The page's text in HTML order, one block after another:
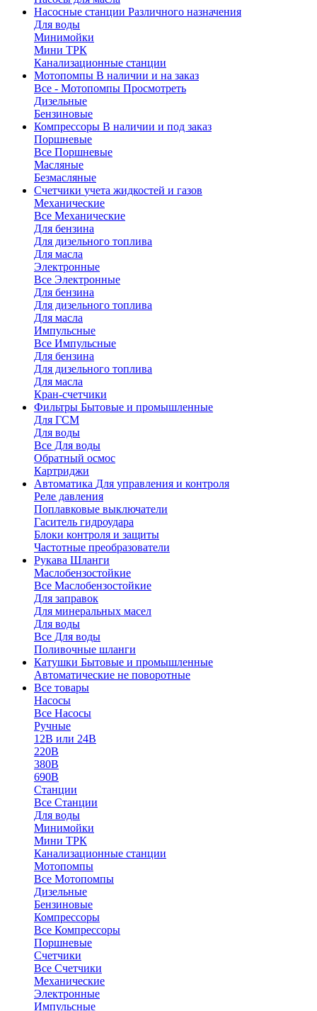
Насосные станции Различного назначения
Для воды
Минимойки
Мини ТРК
Канализационные станции
Мотопомпы В наличии и на заказ
Все - Мотопомпы Просмотреть
Дизельные
Бензиновые
Компрессоры В наличии и под заказ
Поршневые
Все Поршневые
Масляные
Безмасляные
Счетчики учета жидкостей и газов
Механические
Все Механические
Для бензина
Для дизельного топлива
Для масла
Электронные
Все Электронные
Для бензина
Для дизельного топлива
Для масла
Импульсные
Все Импульсные
Для бензина
Для дизельного топлива
Для масла
Кран-счетчики
Фильтры Бытовые и промышленные
Для ГСМ
Для воды
Все Для воды
Обратный осмос
Картриджи
Автоматика Для управления и контроля
Реле давления
Поплавковые выключатели
Гаситель гидроудара
Блоки контроля и защиты
Частотные преобразователи
Рукава Шланги
Маслобензостойкие
Все Маслобензостойкие
Для заправок
Для минеральных масел
Для воды
Все Для воды
Поливочные шланги
Катушки Бытовые и промышленные
Автоматические не поворотные
Все товары
Насосы
Все Насосы
Ручные
12В или 24В
220В
380В
690В
Станции
Все Станции
Для воды
Минимойки
Мини ТРК
Канализационные станции
Мотопомпы
Все Мотопомпы
Дизельные
Бензиновые
Компрессоры
Все Компрессоры
Поршневые
Счетчики
Все Счетчики
Механические
Электронные
Импульсные